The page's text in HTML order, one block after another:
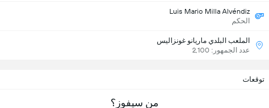
Luis Mario Milla Alvéndiz
الحكم
الملعب البلدي ماريانو غونزاليس
عدد الجمهور: 2,100
توقعات
من سيفوز؟